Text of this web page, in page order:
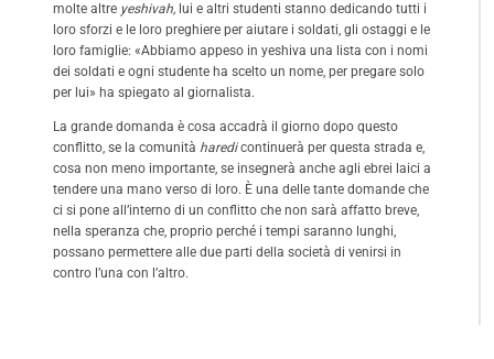
molte altre yeshivah, lui e altri studenti stanno dedicando tutti i
loro sforzi e le loro preghiere per aiutare i soldati, gli ostaggi e le
loro famiglie: «Abbiamo appeso in yeshiva una lista con i nomi
dei soldati e ogni studente ha scelto un nome, per pregare solo
per lui» ha spiegato al giornalista.
La grande domanda è cosa accadrà il giorno dopo questo
conflitto, se la comunità haredicontinuerà per questa strada e,
cosa non meno importante, se insegnerà anche agli ebrei laici a
tendere una mano verso di loro. È una delle tante domande che
ci si pone all’interno di un conflitto che non sarà affatto breve,
nella speranza che, proprio perché i tempi saranno lunghi,
possano permettere alle due parti della società di venirsi in
contro l’una con l’altro.